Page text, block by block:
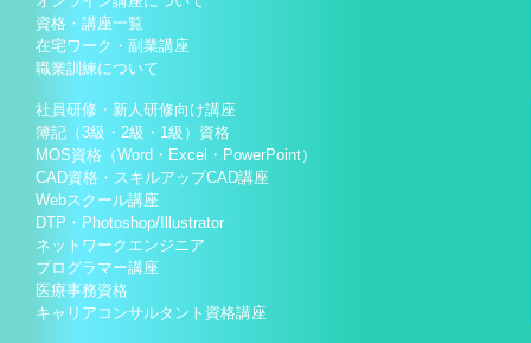
資格・講座一覧
在宅ワーク・副業講座
職業訓練について
社員研修・新人研修向け講座
簿記（3級・2級・1級）資格
MOS資格（Word・Excel・PowerPoint）
CAD資格・スキルアップCAD講座
Webスクール講座
DTP・Photoshop/Illustrator
ネットワークエンジニア
プログラマー講座
医療事務資格
キャリアコンサルタント資格講座